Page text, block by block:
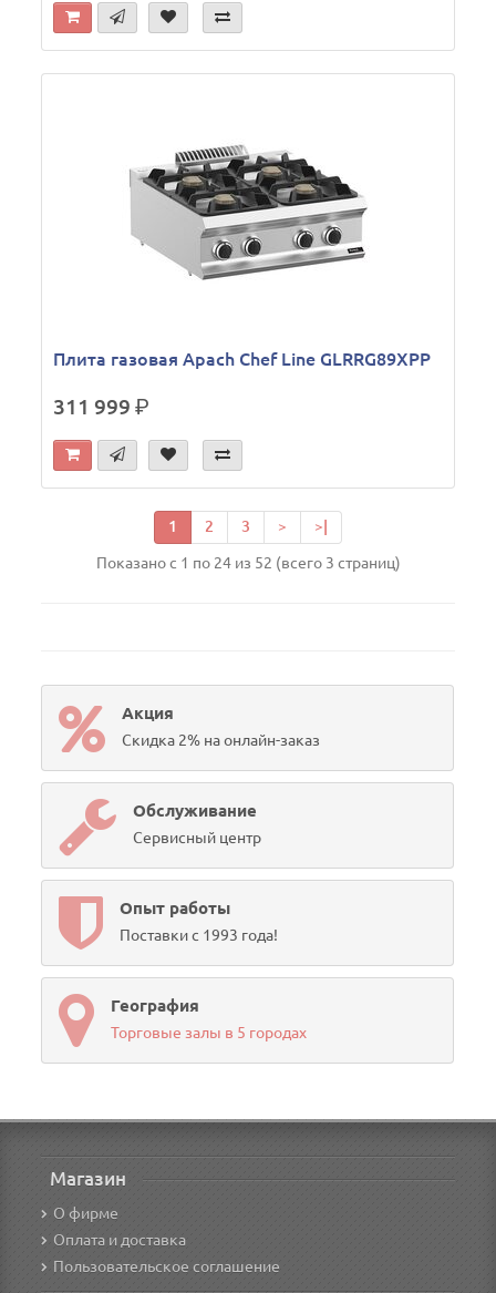
Плита газовая Apach Chef Line GLRRG89XPP
311 999р.
1 2 3 > >|
Показано с 1 по 24 из 52 (всего 3 страниц)
Акция
Скидка 2% на онлайн-заказ
Обслуживание
Сервисный центр
Опыт работы
Поставки с 1993 года!
География
Торговые залы в 5 городах
Магазин
О фирме
Оплата и доставка
Пользовательское соглашение